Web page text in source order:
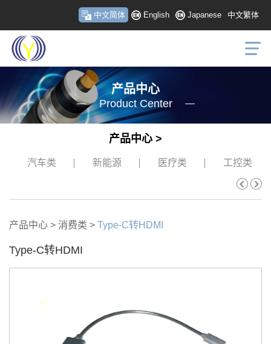
中文简体 English Japanese 中文繁体
产品中心
Product Center
产品中心 >
汽车类 新能源 医疗类 工控类
产品中心 > 消费类 > Type-C转HDMI
Type-C转HDMI